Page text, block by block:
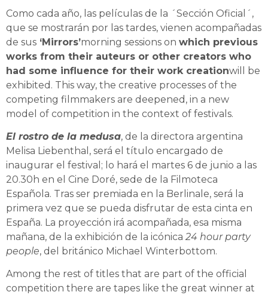
Como cada año, las películas de la ´Sección Oficial´,
que se mostrarán por las tardes, vienen acompañadas
de sus ‘Mirrors’morning sessions on which previous
works from their auteurs or other creators who
had some influence for their work creationwill be
exhibited. This way, the creative processes of the
competing filmmakers are deepened, in a new
model of competition in the context of festivals.
El rostro de la medusa, de la directora argentina
Melisa Liebenthal, será el título encargado de
inaugurar el festival; lo hará el martes 6 de junio a las
20.30h en el Cine Doré, sede de la Filmoteca
Española. Tras ser premiada en la Berlinale, será la
primera vez que se pueda disfrutar de esta cinta en
España. La proyección irá acompañada, esa misma
mañana, de la exhibición de la icónica 24 hour party
people, del británico Michael Winterbottom.
Among the rest of titles that are part of the official
competition there are tapes like the great winner at